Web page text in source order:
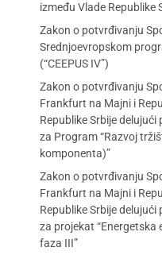
između Vlade Republike
Zakon o potvrđivanju
Srednjoevropskom
(“CEEPUS IV”)
Zakon o potvrđivanju
Frankfurt na Majni i
Republike Srbije
za Program “Razvoj
komponenta)”
Zakon o potvrđivanju
Frankfurt na Majni i
Republike Srbije
za projekat “Energetska
faza III”